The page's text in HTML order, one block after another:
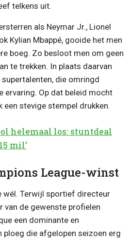
telkens uit.
als Neymar Jr., Lionel
Kylian Mbappé, gooide het men
boeg. Zo besloot men om geen
te trekken. In plaats daarvan
die omringd
ervaring. Op dat beleid mocht
een stevige stempel drukken.
helemaal los: stuntdeal
mil'
League-winst
wél. Terwijl sportief directeur
van de gewenste profielen
een dominante en
ploeg die afgelopen seizoen erg